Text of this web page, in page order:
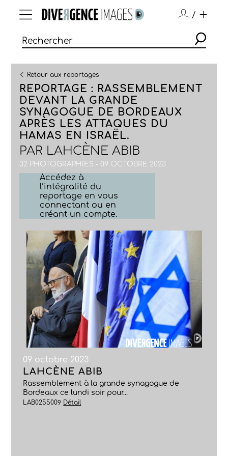
/
Retour aux reportages
REPORTAGE : RASSEMBLEMENT
DEVANT LA GRANDE
SYNAGOGUE DE BORDEAUX
APRÈS LES ATTAQUES DU
HAMAS EN ISRAËL.
PAR LAHCÈNE ABIB
32 PHOTOGRAPHIES - 09 OCTOBRE 2023
Accédez à
l’intégralité du
reportage en vous
connectant ou en
créant un compte.
09 octobre 2023
LAHCÈNE ABIB
Rassemblement à la grande synagogue de
Bordeaux ce lundi soir pour...
LAB0255009 Détail